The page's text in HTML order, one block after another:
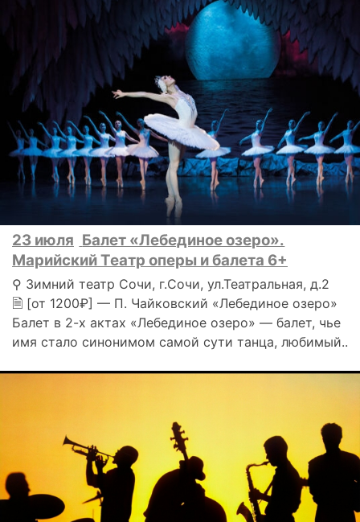
23 июля Балет «Лебединое озеро».
Марийский Театр оперы и балета 6+
⚲ Зимний театр Сочи, г.Сочи, ул.Театральная, д.2
🗎 [от 1200₽] — П. Чайковский «Лебединое озеро»
Балет в 2-х актах «Лебединое озеро» — балет, чье
имя стало синонимом самой сути танца, любимый..